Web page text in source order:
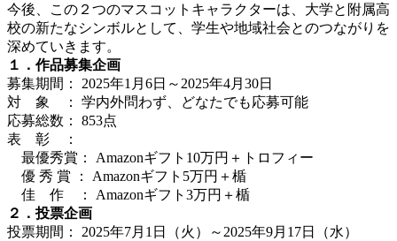
今後、この２つのマスコットキャラクターは、大学と附属高
校の新たなシンボルとして、学生や地域社会とのつながりを
深めていきます。
１．作品募集企画
募集期間： 2025年1月6日～2025年4月30日
対 象 ： 学内外問わず、どなたでも応募可能
応募総数： 853点
表 彰 ：
最優秀賞： Amazonギフト10万円＋トロフィー
優 秀 賞 ： Amazonギフト5万円＋楯
佳 作 ： Amazonギフト3万円＋楯
２．投票企画
投票期間： 2025年7月1日（火）～2025年9月17日（水）